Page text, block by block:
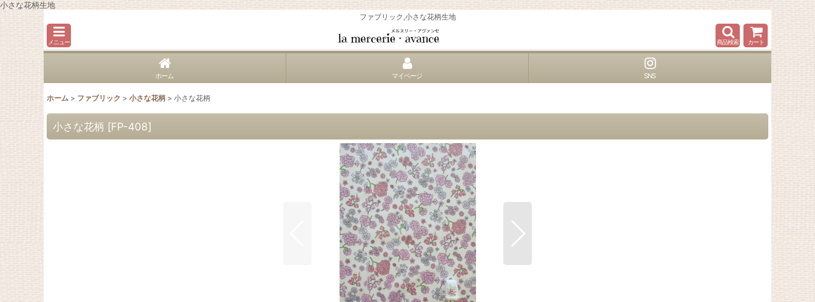
小さな花柄生地
ファブリック,小さな花柄生地
メニュー 商品検索 カート
ホーム マイページ SNS
ホーム > ファブリック > 小さな花柄 > 小さな花柄
小さな花柄 [FP-408]